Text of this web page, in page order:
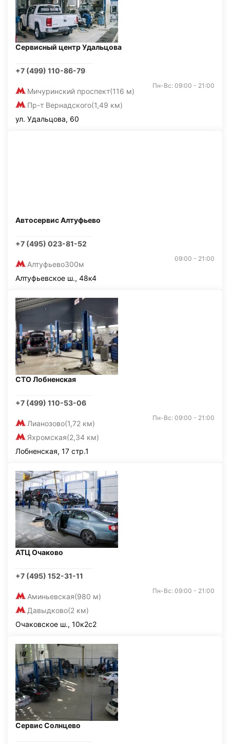
Сервисный центр Удальцова
+7 (499) 110-86-79
Мичуринский проспект(116 м)
Пр-т Вернадского(1,49 км)
Пн-Вс: 09:00 - 21:00
ул. Удальцова, 60
Автосервис Алтуфьево
+7 (495) 023-81-52
Алтуфьево300м
09:00 - 21:00
Алтуфьевское ш., 48к4
СТО Лобненская
+7 (499) 110-53-06
Лианозово(1,72 км)
Яхромская(2,34 км)
Пн-Вс: 09:00 - 21:00
Лобненская, 17 стр.1
АТЦ Очаково
+7 (495) 152-31-11
Аминьевская(980 м)
Давыдково(2 км)
Пн-Вс: 09:00 - 21:00
Очаковское ш., 10к2с2
Сервис Солнцево